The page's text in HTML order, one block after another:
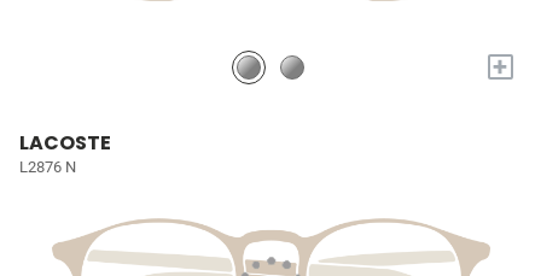
+
LACOSTE
L2876 N